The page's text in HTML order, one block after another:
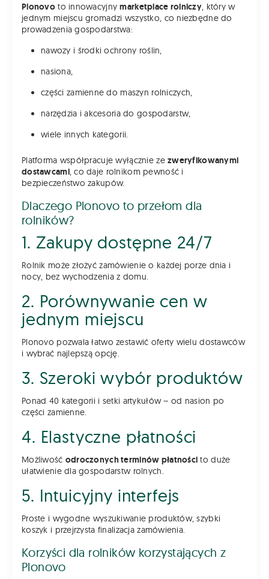
Plonovoto innowacyjnymarketplace rolniczy, który w
jednym miejscu gromadzi wszystko, co niezbędne do
prowadzenia gospodarstwa:
nawozy i środki ochrony roślin,
nasiona,
części zamienne do maszyn rolniczych,
narzędzia i akcesoria do gospodarstw,
wiele innych kategorii.
Platforma współpracuje wyłącznie zezweryfikowanymi
dostawcami, co daje rolnikom pewność i
bezpieczeństwo zakupów.
Dlaczego Plonovo to przełom dla
rolników?
1. Zakupy dostępne 24/7
Rolnik może złożyć zamówienie o każdej porze dnia i
nocy, bez wychodzenia z domu.
2. Porównywanie cen w
jednym miejscu
Plonovo pozwala łatwo zestawić oferty wielu dostawców
i wybrać najlepszą opcję.
3. Szeroki wybór produktów
Ponad 40 kategorii i setki artykułów – od nasion po
części zamienne.
4. Elastyczne płatności
Możliwość odroczonych terminów płatności to duże
ułatwienie dla gospodarstw rolnych.
5. Intuicyjny interfejs
Proste i wygodne wyszukiwanie produktów, szybki
koszyk i przejrzysta finalizacja zamówienia.
Korzyści dla rolników korzystających z
Plonovo